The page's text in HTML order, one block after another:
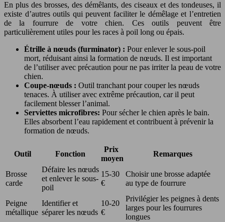
En plus des brosses, des démêlants, des ciseaux et des tondeuses, il
existe d’autres outils qui peuvent faciliter le démêlage et l’entretien
de la fourrure de votre chien. Ces outils peuvent être
particulièrement utiles pour les races à poil long ou épais.
Étrille à nœuds (furminator) : Pour enlever le sous-poil
mort, réduisant ainsi la formation de nœuds. Il est important
de l’utiliser avec précaution pour ne pas irriter la peau de votre
chien.
Coupe-nœuds : Outil tranchant pour couper les nœuds
tenaces. À utiliser avec extrême précaution, car il peut
facilement blesser l’animal.
Serviettes microfibres: Pour sécher le chien après le bain.
Elles absorbent l’eau rapidement et contribuent à prévenir la
formation de nœuds.
Outil Fonction
Prix ​​
moyen
Remarques
Brosse
carde
Défaire les nœuds
et enlever le sous-
poil
15-30
€
Choisir une brosse adaptée
au type de fourrure
Peigne
métallique
Identifier et
séparer les nœuds
10-20
€
Privilégier les peignes à dents
larges pour les fourrures
longues